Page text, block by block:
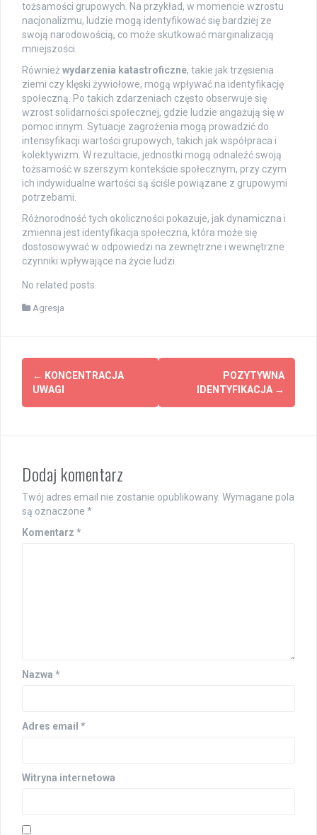
tożsamości grupowych. Na przykład, w momencie wzrostu
nacjonalizmu, ludzie mogą identyfikować się bardziej ze
swoją narodowością, co może skutkować marginalizacją
mniejszości.
Również wydarzenia katastroficzne, takie jak trzęsienia
ziemi czy klęski żywiołowe, mogą wpływać na identyfikację
społeczną. Po takich zdarzeniach często obserwuje się
wzrost solidarności społecznej, gdzie ludzie angażują się w
pomoc innym. Sytuacje zagrożenia mogą prowadzić do
intensyfikacji wartości grupowych, takich jak współpraca i
kolektywizm. W rezultacie, jednostki mogą odnaleźć swoją
tożsamość w szerszym kontekście społecznym, przy czym
ich indywidualne wartości są ściśle powiązane z grupowymi
potrzebami.
Różnorodność tych okoliczności pokazuje, jak dynamiczna i
zmienna jest identyfikacja społeczna, która może się
dostosowywać w odpowiedzi na zewnętrzne i wewnętrzne
czynniki wpływające na życie ludzi.
No related posts.
Agresja
Post
navigation
← KONCENTRACJA
UWAGI
POZYTYWNA
IDENTYFIKACJA →
Dodaj komentarz
Twój adres email nie zostanie opublikowany. Wymagane pola
są oznaczone *
Komentarz *
Nazwa *
Adres email *
Witryna internetowa